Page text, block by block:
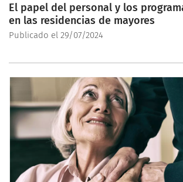
El papel del personal y los
en las residencias de mayores
Publicado el 29/07/2024